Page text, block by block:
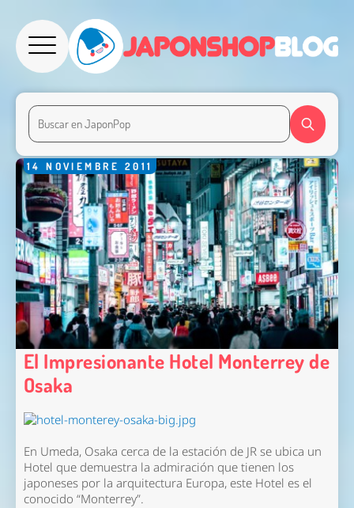
14 NOVIEMBRE 2011
El Impresionante Hotel Monterrey de
Osaka
En Umeda, Osaka cerca de la estación de JR se ubica un
Hotel que demuestra la admiración que tienen los
japoneses por la arquitectura Europa, este Hotel es el
conocido “Monterrey”.